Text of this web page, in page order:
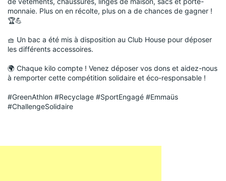
monnaie. Plus on en récolte, plus on a de chances de gagner !
🏆💪
🧺 Un bac a été mis à disposition au Club House pour déposer
les différents accessoires.
🌍 Chaque kilo compte ! Venez déposer vos dons et aidez-nous
à remporter cette compétition solidaire et éco-responsable !
#GreenAthlon #Recyclage #SportEngagé #Emmaüs
#ChallengeSolidaire